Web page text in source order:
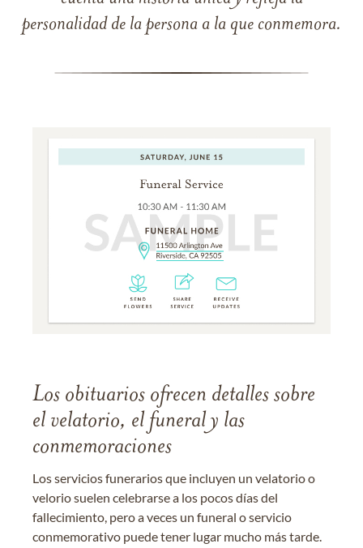
personalidad de la persona a la que conmemora.
Los obituarios ofrecen detalles sobre
el velatorio, el funeral y las
conmemoraciones
Los servicios funerarios que incluyen un velatorio o
velorio suelen celebrarse a los pocos días del
fallecimiento, pero a veces un funeral o servicio
conmemorativo puede tener lugar mucho más tarde.